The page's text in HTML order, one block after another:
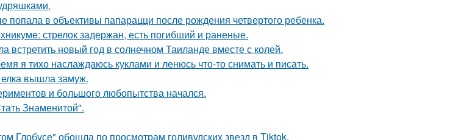
попала в объективы папарацци после рождения четвертого ребенка.
стрелок задержан, есть погибший и раненые.
встретить новый год в солнечном Таиланде вместе с колей.
я тихо наслаждаюсь куклами и ленюсь что-то снимать и писать.
елка вышла замуж.
и большого любопытства начался.
Знаменитой".
Глобусе" обошла по просмотрам голивудских звезд в Tiktok.